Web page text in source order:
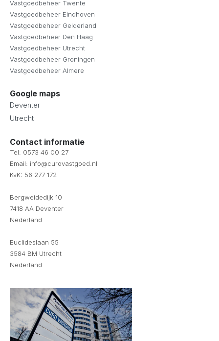
Vastgoedbeheer Twente
Vastgoedbeheer Eindhoven
Vastgoedbeheer Gelderland
Vastgoedbeheer Den Haag
Vastgoedbeheer Utrecht
Vastgoedbeheer Groningen
Vastgoedbeheer Almere
Google maps
Deventer
Utrecht
Contact informatie
Tel: 0573 46 00 27
Email: info@curovastgoed.nl
KvK: 56 277 172
Bergweidedijk 10
7418 AA Deventer
Nederland
Euclideslaan 55
3584 BM Utrecht
Nederland